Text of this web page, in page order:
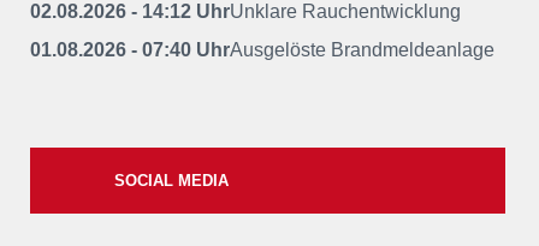
02.08.2026 - 14:12 UhrUnklare Rauchentwicklung
01.08.2026 - 07:40 UhrAusgelöste Brandmeldeanlage
SOCIAL MEDIA